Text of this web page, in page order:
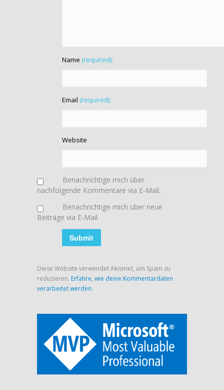
Name (required):
Email (required):
Website
Benachrichtige mich über
nachfolgende Kommentare via E-Mail.
Benachrichtige mich über neue
Beiträge via E-Mail.
Diese Website verwendet Akismet, um Spam zu
reduzieren. Erfahre, wie deine Kommentardaten
verarbeitet werden.